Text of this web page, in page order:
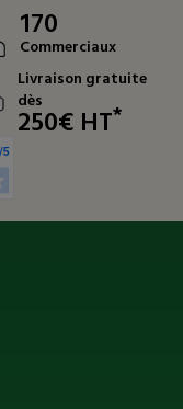
170
Commerciaux
Livraison gratuite
dès
250€ HT*